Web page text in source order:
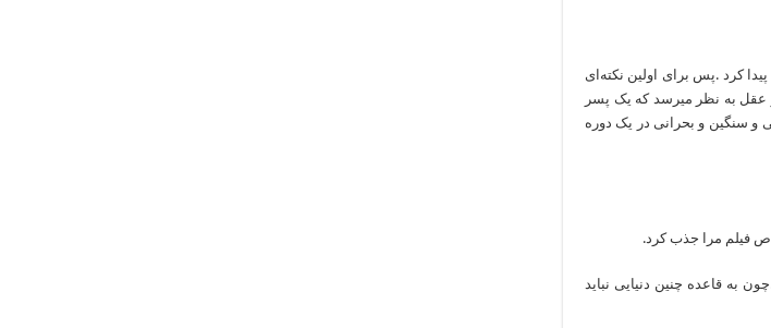
کرد .پس برای اولین نکته‌ای
که جذبم کرد، معضلات و تنهایی یک زن در میان‎سالی بود. راستش شاید یک ذره دور از عقل به نظر می‎رسد که یک پسر
و سنگین و بحرانی در یک دوره
فیلم مرا جذب کرد.
به قاعده چنین دنیایی نباید